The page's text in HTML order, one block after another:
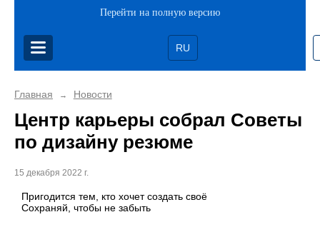
Перейти на полную версию
RU
Главная → Новости
Центр карьеры собрал Советы
по дизайну резюме
15 декабря 2022 г.
Пригодится тем, кто хочет создать своё
Сохраняй, чтобы не забыть